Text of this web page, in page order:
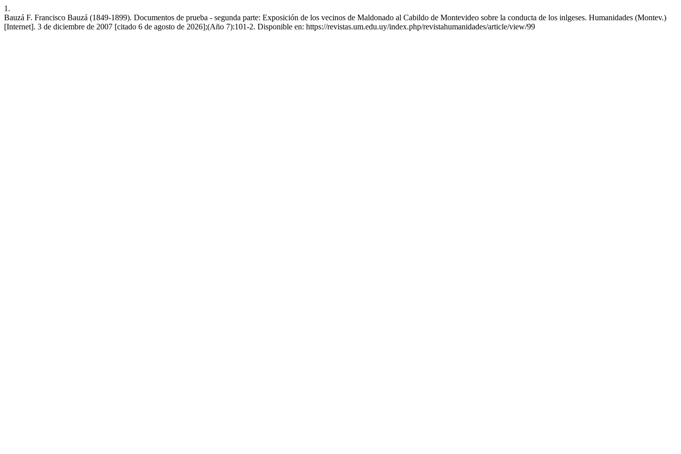
1.
Bauzá F. Francisco Bauzá (1849-1899). Documentos de prueba - segunda parte: Exposición de los vecinos de Maldonado al Cabildo de Montevideo sobre la conducta de los inlgeses. Humanidades (Montev.)
[Internet]. 3 de diciembre de 2007 [citado 6 de agosto de 2026];(Año 7):101-2. Disponible en: https://revistas.um.edu.uy/index.php/revistahumanidades/article/view/99